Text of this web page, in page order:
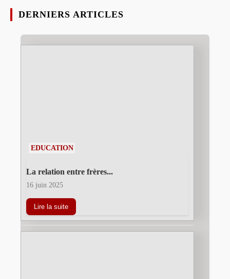
DERNIERS ARTICLES
EDUCATION
La relation entre frères...
16 juin 2025
Lire la suite